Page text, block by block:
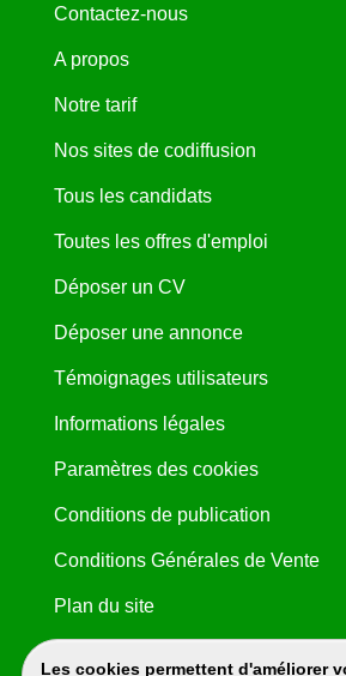
Les cookies permettent d'améliorer
Contactez-nous
A propos
Notre tarif
Nos sites de codiffusion
Tous les candidats
Toutes les offres d'emploi
Déposer un CV
Déposer une annonce
Témoignages utilisateurs
Informations légales
Paramètres des cookies
Conditions de publication
Conditions Générales de Vente
Plan du site